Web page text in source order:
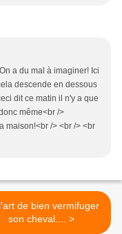
a du mal à imaginer! Ici
descende en dessous
dit ce matin il n'y a que
même<br />
maison!<br /> <br /> <br
de bien vermifuger
son cheval.... >